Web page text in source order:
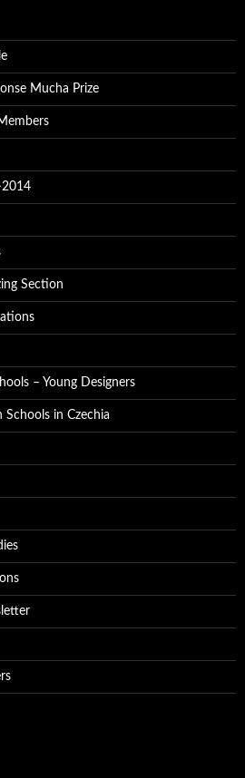
Mucha Prize
Section
– Young Designers
Schools in Czechia